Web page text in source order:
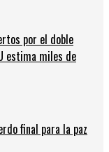
por el doble
estima miles de
final para la paz